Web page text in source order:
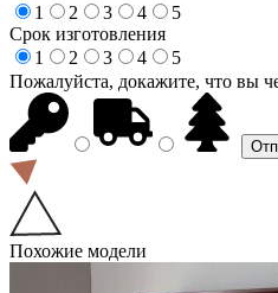
1
2 3 4
5
Срок изготовления
1
2 3 4
5
Пожалуйста, докажите, что вы
Похожие модели